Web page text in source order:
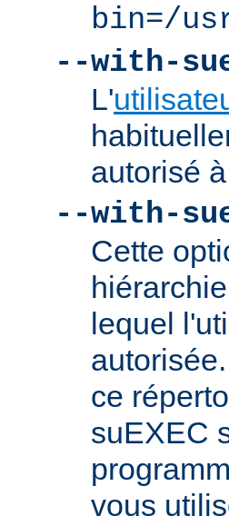
bin=/
--with-
L'
autorisé
--with-
Cette
lequel
ce
suEXEC
vous